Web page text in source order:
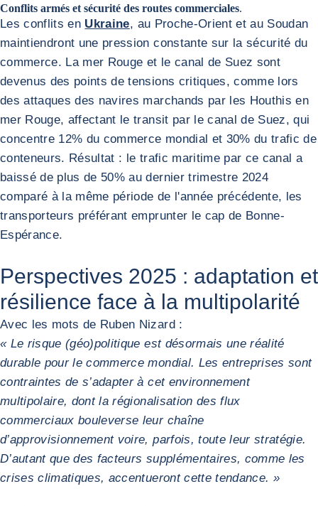
Conflits armés et sécurité des routes commerciales.
Les conflits en Ukraine, au Proche-Orient et au Soudan
maintiendront une pression constante sur la sécurité du
commerce. La mer Rouge et le canal de Suez sont
devenus des points de tensions critiques, comme lors
des attaques des navires marchands par les Houthis en
mer Rouge, affectant le transit par le canal de Suez, qui
concentre 12% du commerce mondial et 30% du trafic de
conteneurs. Résultat : le trafic maritime par ce canal a
baissé de plus de 50% au dernier trimestre 2024
comparé à la même période de l'année précédente, les
transporteurs préférant emprunter le cap de Bonne-
Espérance.
Perspectives 2025 : adaptation et
résilience face à la multipolarité
Avec les mots de Ruben Nizard :
« Le risque (géo)politique est désormais une réalité
durable pour le commerce mondial. Les entreprises sont
contraintes de s’adapter à cet environnement
multipolaire, dont la régionalisation des flux
commerciaux bouleverse leur chaîne
d’approvisionnement voire, parfois, toute leur stratégie.
D’autant que des facteurs supplémentaires, comme les
crises climatiques, accentueront cette tendance. »